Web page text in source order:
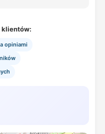
klientów:
opiniami